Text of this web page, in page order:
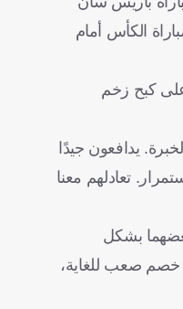
الكأس أمام
على كبح زخم
يدافعون جيدًا
تعادلهم معنا
بشكل
ويونيون خصم صعب للغاية،